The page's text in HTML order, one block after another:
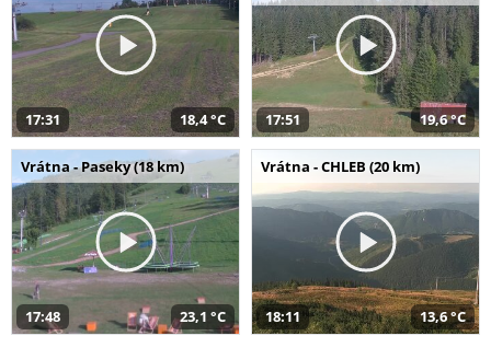
17:31 18,4 °C 17:51 19,6 °C
Vrátna - Paseky (18 km)
17:48 23,1 °C
Vrátna - CHLEB (20 km)
18:11 13,6 °C